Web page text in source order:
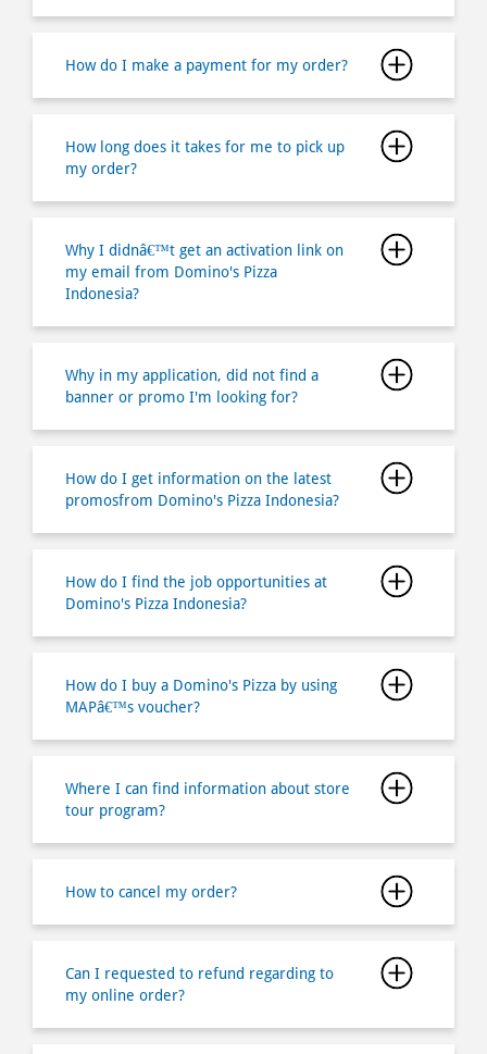
How long does it takes for me to pick up
my email from Domino's Pizza
Indonesia?
Why in my application, did not find a
banner or promo I'm looking for?
promosfrom Domino's Pizza Indonesia?
Domino's Pizza Indonesia?
MAPâ€™s voucher?
tour program?
Can I requested to refund regarding to
online ordering?